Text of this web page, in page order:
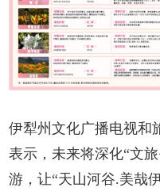
伊犁州文化广播电视和
表示，未来将深化“文
游，让“天山河谷.美哉